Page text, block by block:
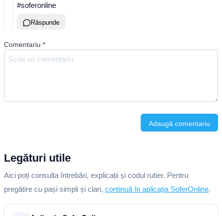
#soferonline
Răspunde
Comentariu *
Adaugă comentariu
Legături utile
Aici poți consulta întrebări, explicații și codul rutier. Pentru
pregătire cu pași simpli și clari, continuă în aplicația SoferOnline.